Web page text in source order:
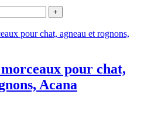
+
pour chat,
Acana